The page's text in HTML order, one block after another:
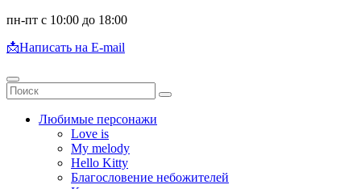
пн-пт с 10:00 до 18:00
📩Написать на E-mail
Любимые персонажи
Love is
My melody
Hello Kitty
Благословение небожителей